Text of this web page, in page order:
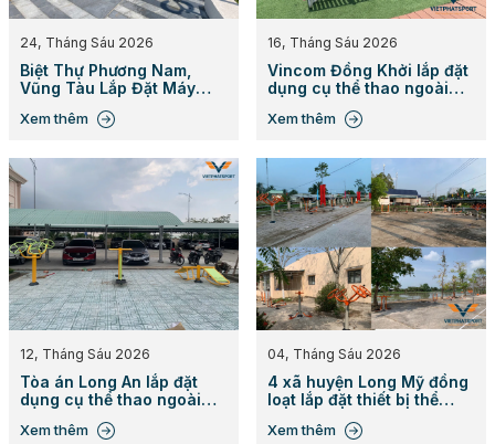
24, Tháng Sáu 2026
Biệt Thự Phương Nam,
Vũng Tàu Lắp Đặt Máy
Xem thêm
16, Tháng Sáu 2026
Vincom Đồng Khởi lắp đặt
dụng cụ thể thao ngoài
Xem thêm
12, Tháng Sáu 2026
Tòa án Long An lắp đặt
dụng cụ thể thao ngoài
Xem thêm
04, Tháng Sáu 2026
4 xã huyện Long Mỹ đồng
loạt lắp đặt thiết bị thể
Xem thêm